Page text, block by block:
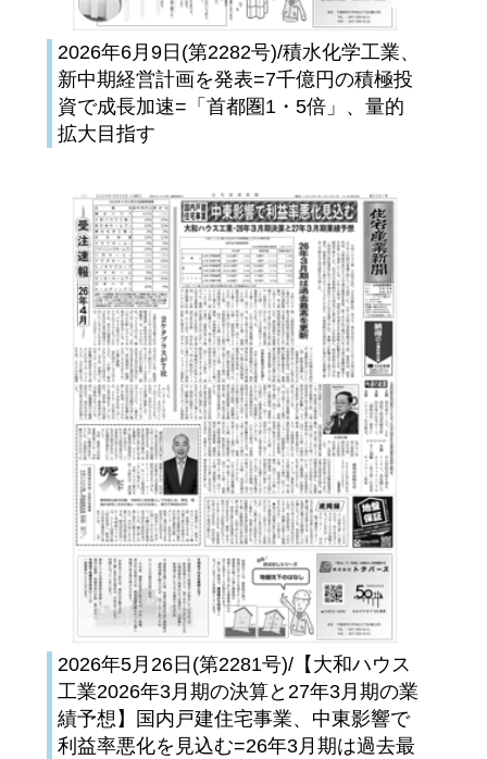
2026年6月9日(第2282号)/積水化学工業、
新中期経営計画を発表=7千億円の積極投
資で成長加速=「首都圏1・5倍」、量的
拡大目指す
2026年5月26日(第2281号)/【大和ハウス
工業2026年3月期の決算と27年3月期の業
績予想】国内戸建住宅事業、中東影響で
利益率悪化を見込む=26年3月期は過去最